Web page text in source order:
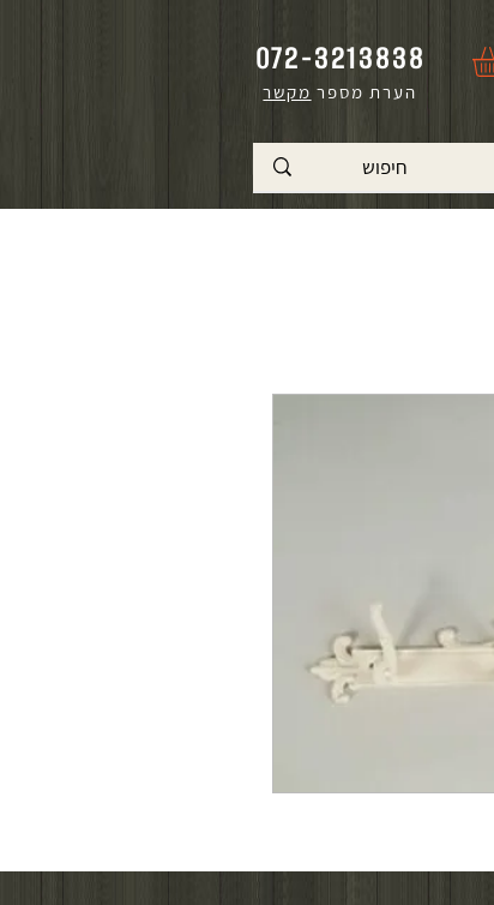
072-3213838
הערת מספר מקשר